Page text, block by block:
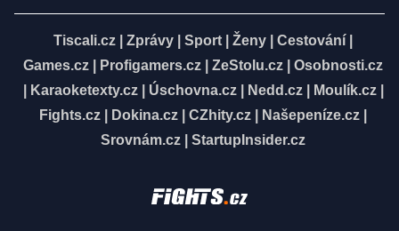
Tiscali.cz Zprávy Sport Ženy Cestování
Games.cz
Profigamers.cz ZeStolu.cz
Osobnosti.cz
Karaoketexty.cz| Úschovna.cz| Nedd.cz| Moulík.cz|
Fights.cz
Dokina.cz CZhity.cz Našepeníze.cz
Srovnám.cz
StartupInsider.cz